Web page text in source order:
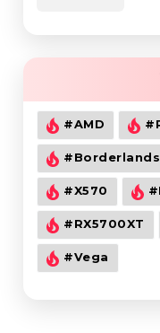
#AMD
#X570
#RX5700XT
#Vega